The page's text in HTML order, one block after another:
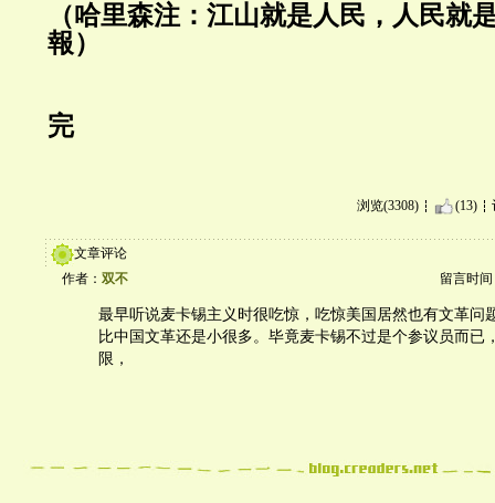
（哈里森注：江山就是人民，人民就
報）
完
浏览(3308) (13)
文章评论
作者： 双不 留言时间
最早听说麦卡锡主义时很吃惊，吃惊美国居然也有文革问
比中国文革还是小很多。毕竟麦卡锡不过是个参议员而已
限，